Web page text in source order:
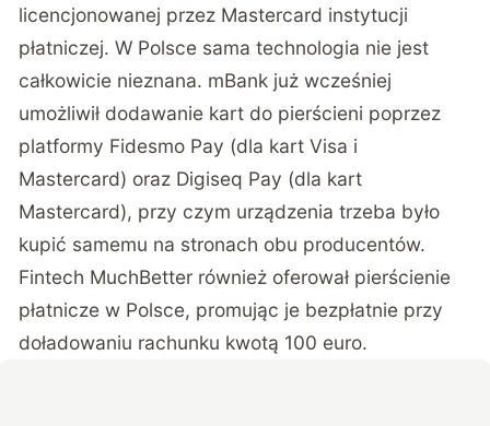
licencjonowanej przez Mastercard instytucji
płatniczej. W Polsce sama technologia nie jest
całkowicie nieznana. mBank już wcześniej
umożliwił dodawanie kart do pierścieni poprzez
platformy Fidesmo Pay (dla kart Visa i
Mastercard) oraz Digiseq Pay (dla kart
Mastercard), przy czym urządzenia trzeba było
kupić samemu na stronach obu producentów.
Fintech MuchBetter również oferował pierścienie
płatnicze w Polsce, promując je bezpłatnie przy
doładowaniu rachunku kwotą 100 euro.